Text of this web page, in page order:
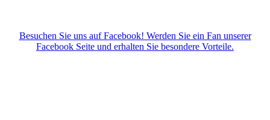
Besuchen Sie uns auf Facebook! Werden Sie ein Fan unserer
Facebook Seite und erhalten Sie besondere Vorteile.